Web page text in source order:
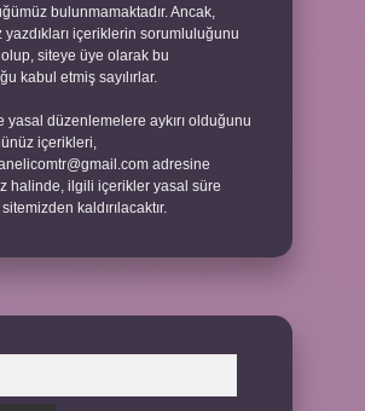
bulunmamaktadır. Ancak,
yazdıkları içeriklerin sorumluluğunu
olup, siteye üye olarak bu
kabul etmiş sayılırlar.
yasal düzenlemelere aykırı olduğunu
içerikleri,
adresine
halinde, ilgili içerikler yasal süre
kaldırılacaktır.